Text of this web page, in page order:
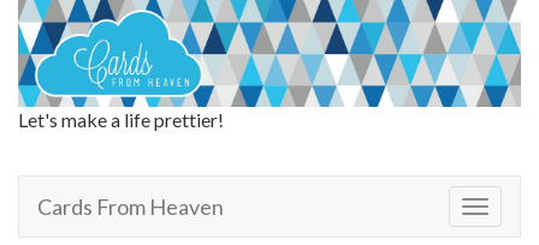
Let's make a life prettier!
T
o
Cards From Heaven